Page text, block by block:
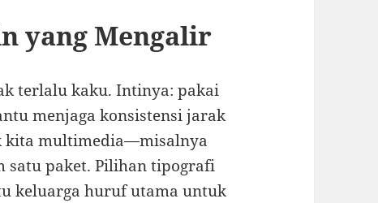
yang Mengalir
terlalu kaku. Intinya: pakai
menjaga konsistensi jarak
kita multimedia—misalnya
satu paket. Pilihan tipografi
keluarga huruf utama untuk